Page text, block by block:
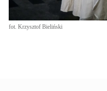
fot. Krzysztof Bieliński